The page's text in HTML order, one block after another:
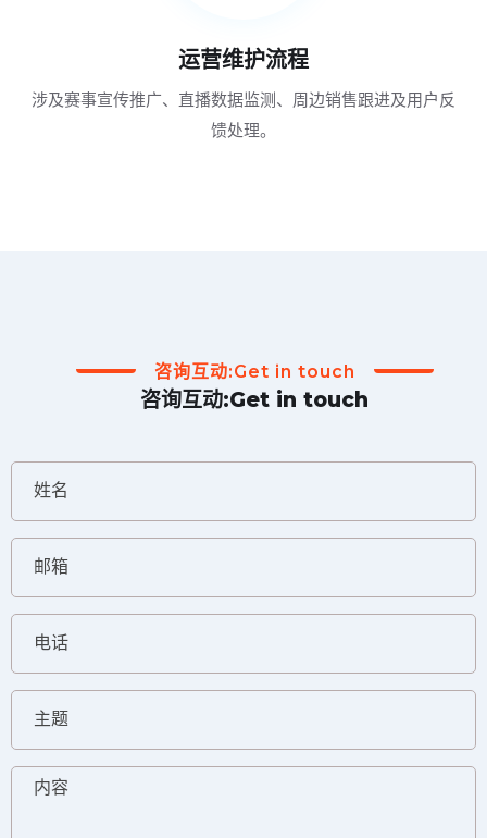
运营维护流程
涉及赛事宣传推广、直播数据监测、周边销售跟进及用户反
馈处理。
咨询互动:Get in touch
咨询互动:Get in touch